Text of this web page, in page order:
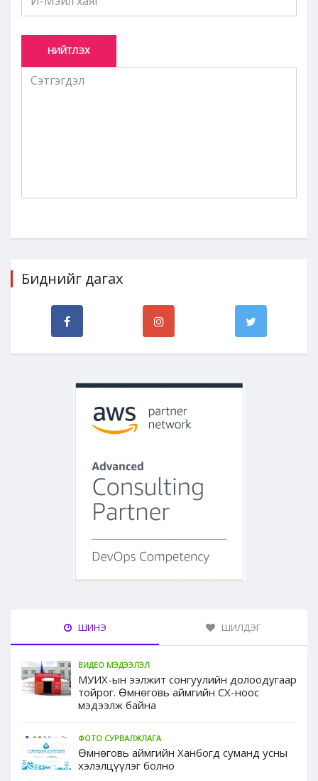
НИЙТЛЭХ
Биднийг дагах
ШИНЭ ШИЛДЭГ
ВИДЕО МЭДЭЭЛЭЛ
МУИХ-ын ээлжит сонгуулийн долоодугаар
тойрог. Өмнөговь аймгийн СХ-ноос
мэдээлж байна
ФОТО СУРВАЛЖЛАГА
Өмнөговь аймгийн Ханбогд суманд усны
хэлэлцүүлэг болно